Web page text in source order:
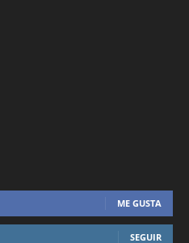
ME GUSTA
SEGUIR